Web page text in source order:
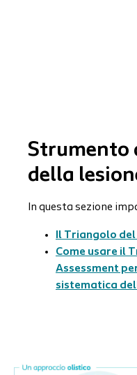
Strumento
della
In questa sezione
Il Triangolo
Come usare il
Assessment
sistematica